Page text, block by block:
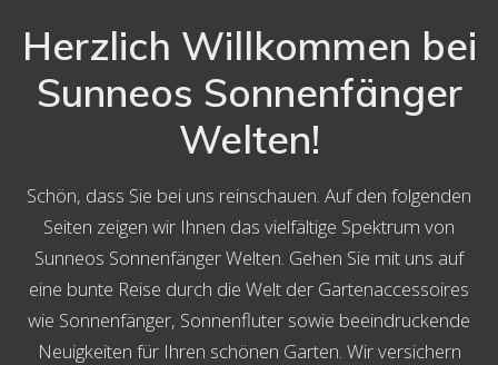
Herzlich Willkommen bei
Sunneos Sonnenfänger
Welten!
Schön, dass Sie bei uns reinschauen. Auf den folgenden
Seiten zeigen wir Ihnen das vielfältige Spektrum von
Sunneos Sonnenfänger Welten. Gehen Sie mit uns auf
eine bunte Reise durch die Welt der Gartenaccessoires
wie Sonnenfänger, Sonnenfluter sowie beeindruckende
Neuigkeiten für Ihren schönen Garten. Wir versichern